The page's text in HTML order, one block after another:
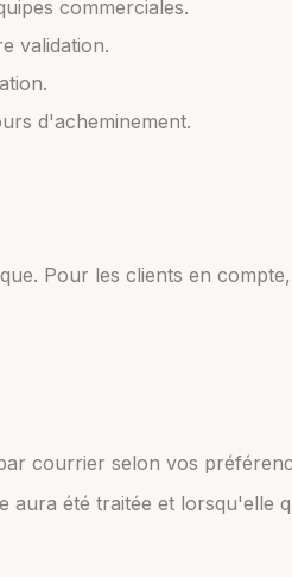
commerciales.
validation.
d'acheminement.
Pour les clients en
courrier selon vos
été traitée et lorsqu'elle